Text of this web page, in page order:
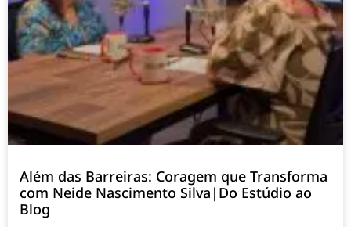
Além das Barreiras: Coragem que Transforma
com Neide Nascimento Silva|Do Estúdio ao
Blog